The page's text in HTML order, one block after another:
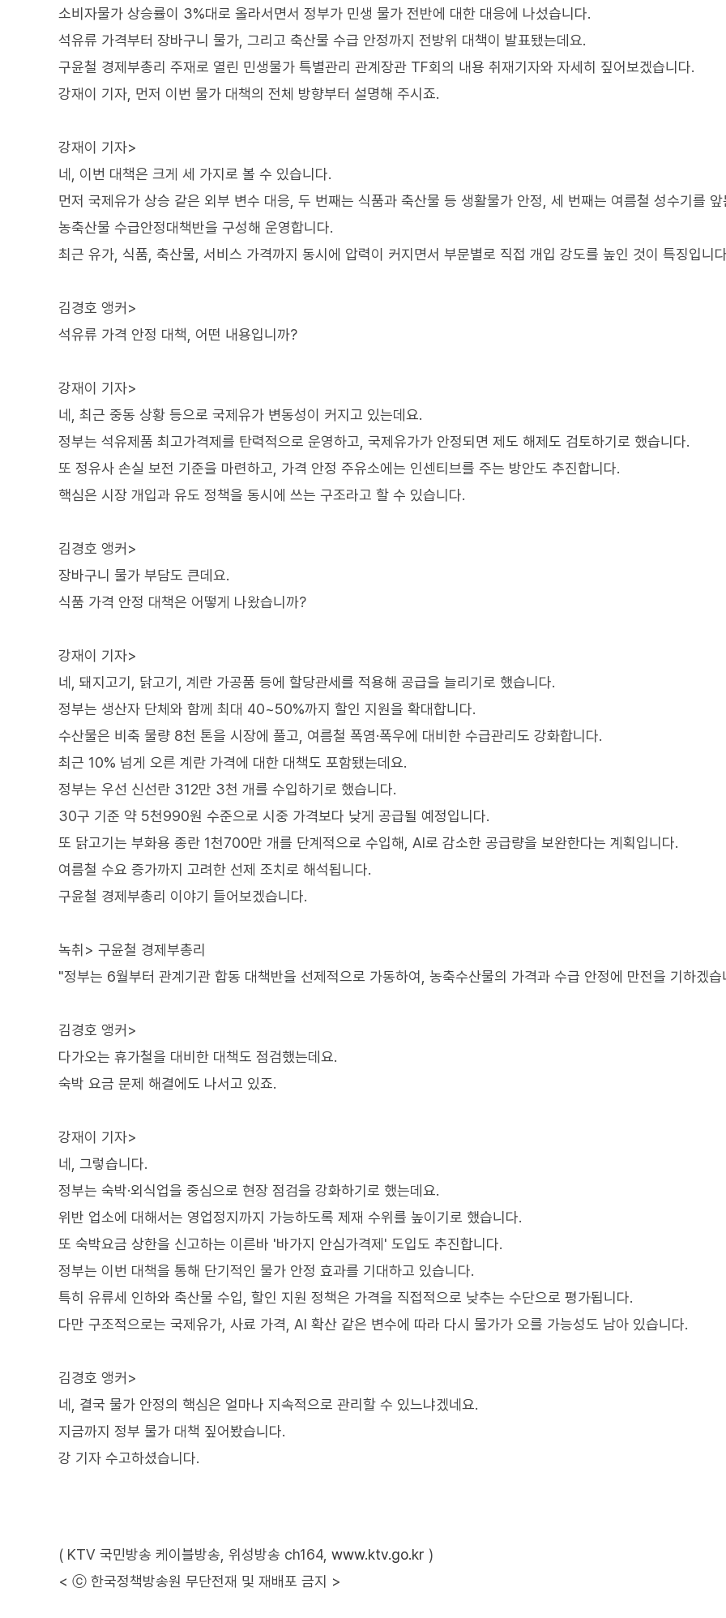
소비자물가 상승률이 3%대로 올라서면서 정부가 민생 물가 전반에 대한 대응에 나섰습니다.
석유류 가격부터 장바구니 물가, 그리고 축산물 수급 안정까지 전방위 대책이 발표됐는데요.
구윤철 경제부총리 주재로 열린 민생물가 특별관리 관계장관 TF회의 내용 취재기자와 자세히 짚어보겠습니다.
강재이 기자, 먼저 이번 물가 대책의 전체 방향부터 설명해 주시죠.
강재이 기자>
네, 이번 대책은 크게 세 가지로 볼 수 있습니다.
먼저 국제유가 상승 같은 외부 변수 대응, 두 번째는 식품과 축산물 등 생활물가 안정, 세 번째는 여름철 성수기를 앞
농축산물 수급안정대책반을 구성해 운영합니다.
최근 유가, 식품, 축산물, 서비스 가격까지 동시에 압력이 커지면서 부문별로 직접 개입 강도를 높인 것이 특징입니
김경호 앵커>
석유류 가격 안정 대책, 어떤 내용입니까?
강재이 기자>
네, 최근 중동 상황 등으로 국제유가 변동성이 커지고 있는데요.
정부는 석유제품 최고가격제를 탄력적으로 운영하고, 국제유가가 안정되면 제도 해제도 검토하기로 했습니다.
또 정유사 손실 보전 기준을 마련하고, 가격 안정 주유소에는 인센티브를 주는 방안도 추진합니다.
핵심은 시장 개입과 유도 정책을 동시에 쓰는 구조라고 할 수 있습니다.
김경호 앵커>
장바구니 물가 부담도 큰데요.
식품 가격 안정 대책은 어떻게 나왔습니까?
강재이 기자>
네, 돼지고기, 닭고기, 계란 가공품 등에 할당관세를 적용해 공급을 늘리기로 했습니다.
정부는 생산자 단체와 함께 최대 40~50%까지 할인 지원을 확대합니다.
수산물은 비축 물량 8천 톤을 시장에 풀고, 여름철 폭염·폭우에 대비한 수급관리도 강화합니다.
최근 10% 넘게 오른 계란 가격에 대한 대책도 포함됐는데요.
정부는 우선 신선란 312만 3천 개를 수입하기로 했습니다.
30구 기준 약 5천990원 수준으로 시중 가격보다 낮게 공급될 예정입니다.
또 닭고기는 부화용 종란 1천700만 개를 단계적으로 수입해, AI로 감소한 공급량을 보완한다는 계획입니다.
여름철 수요 증가까지 고려한 선제 조치로 해석됩니다.
구윤철 경제부총리 이야기 들어보겠습니다.
녹취> 구윤철 경제부총리
"정부는 6월부터 관계기관 합동 대책반을 선제적으로 가동하여, 농축수산물의 가격과 수급 안정에 만전을 기하겠습
김경호 앵커>
다가오는 휴가철을 대비한 대책도 점검했는데요.
숙박 요금 문제 해결에도 나서고 있죠.
강재이 기자>
네, 그렇습니다.
정부는 숙박·외식업을 중심으로 현장 점검을 강화하기로 했는데요.
위반 업소에 대해서는 영업정지까지 가능하도록 제재 수위를 높이기로 했습니다.
또 숙박요금 상한을 신고하는 이른바 '바가지 안심가격제' 도입도 추진합니다.
정부는 이번 대책을 통해 단기적인 물가 안정 효과를 기대하고 있습니다.
특히 유류세 인하와 축산물 수입, 할인 지원 정책은 가격을 직접적으로 낮추는 수단으로 평가됩니다.
다만 구조적으로는 국제유가, 사료 가격, AI 확산 같은 변수에 따라 다시 물가가 오를 가능성도 남아 있습니다.
김경호 앵커>
네, 결국 물가 안정의 핵심은 얼마나 지속적으로 관리할 수 있느냐겠네요.
지금까지 정부 물가 대책 짚어봤습니다.
강 기자 수고하셨습니다.
( KTV 국민방송 케이블방송, 위성방송 ch164, www.ktv.go.kr )
< ⓒ 한국정책방송원 무단전재 및 재배포 금지 >